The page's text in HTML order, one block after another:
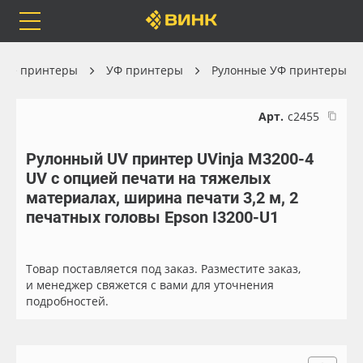
Каталог
Orafol
Доставка
Весь каталог
Рулонные материалы
Листовые материалы
принтеры УФ принтеры Рулонные УФ принтеры
Арт. с2455
Рулонный UV принтер UVinja M3200-4
UV с опцией печати на тяжелых
материалах, ширина печати 3,2 м, 2
печатных головы Epson I3200-U1
Товар поставляется под заказ. Разместите заказ,
и менеджер свяжется с вами для уточнения
подробностей.